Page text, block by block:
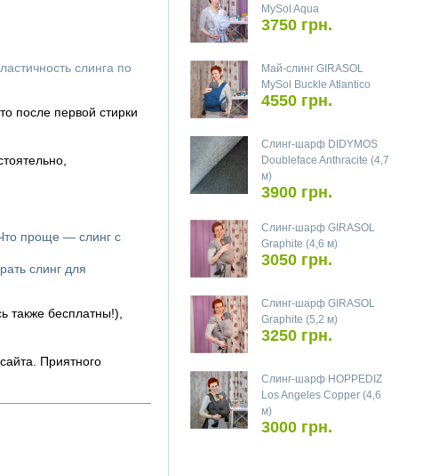
слинга по
после первой стирки
проще — слинг с
слинг для
также бесплатны!),
Приятного
MySol Aqua
3750 грн.
Май-слинг GIRASOL
MySol Buckle Atlantico
4550 грн.
Слинг-шарф DIDYMOS
Doubleface Anthracite (4,7
м)
3900 грн.
Слинг-шарф GIRASOL
Graphite (4,6 м)
3050 грн.
Слинг-шарф GIRASOL
Graphite (5,2 м)
3250 грн.
Слинг-шарф HOPPEDIZ
Los Angeles Copper (4,6
м)
3000 грн.